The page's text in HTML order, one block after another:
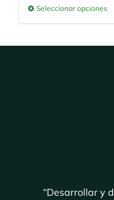
Seleccionar opciones
“Desarrollar y